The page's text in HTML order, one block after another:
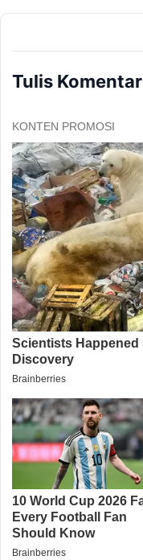
Tulis Komentar